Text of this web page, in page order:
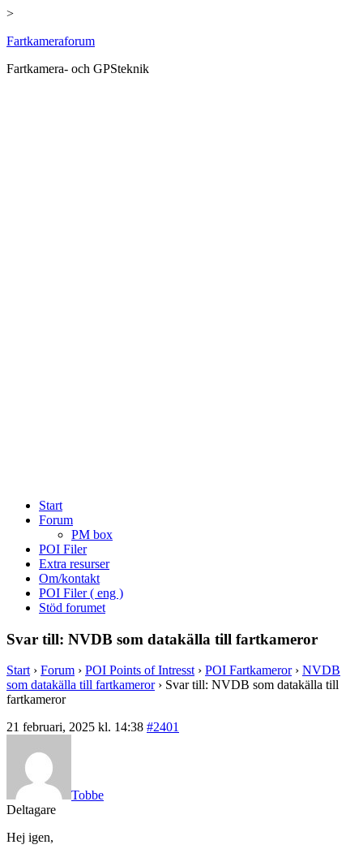
>
Hoppa
innehåll
Fartkameraforum
Fartkamera- och GPSteknik
Start
Forum
PM box
POI Filer
Extra resurser
Om/kontakt
POI Filer ( eng )
Stöd forumet
Svar till: NVDB som datakälla till fartkameror
Start › Forum › POI Points of Intresst › POI Fartkameror › NVDB
som datakälla till fartkameror › Svar till: NVDB som datakälla till
fartkameror
21 februari, 2025 kl. 14:38 #2401
Tobbe
Deltagare
Hej igen,